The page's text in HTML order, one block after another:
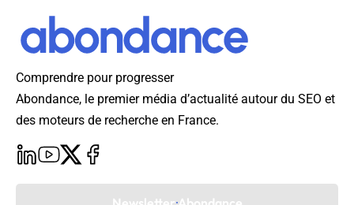
Comprendre pour progresser
Abondance, le premier média d’actualité autour du SEO et
des moteurs de recherche en France.